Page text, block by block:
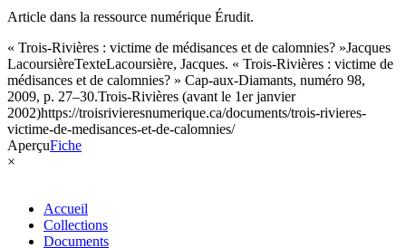
Article dans la ressource numérique Érudit.
« Trois-Rivières : victime de médisances et de calomnies? »Jacques
LacoursièreTexteLacoursière, Jacques. « Trois-Rivières : victime de
médisances et de calomnies? » Cap-aux-Diamants, numéro 98,
2009, p. 27–30.Trois-Rivières (avant le 1er janvier
2002)https://troisrivieresnumerique.ca/documents/trois-rivieres-
victime-de-medisances-et-de-calomnies/
AperçuFiche
×
Accueil
Collections
Documents